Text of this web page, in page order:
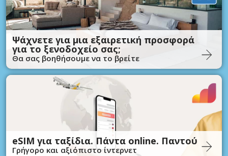
Ψάχνετε για μια εξαιρετική προσφορά
για το ξενοδοχείο σας;
Θα σας βοηθήσουμε να το βρείτε
eSIM για ταξίδια. Πάντα online. Παντού
Γρήγορο και αξιόπιστο ίντερνετ